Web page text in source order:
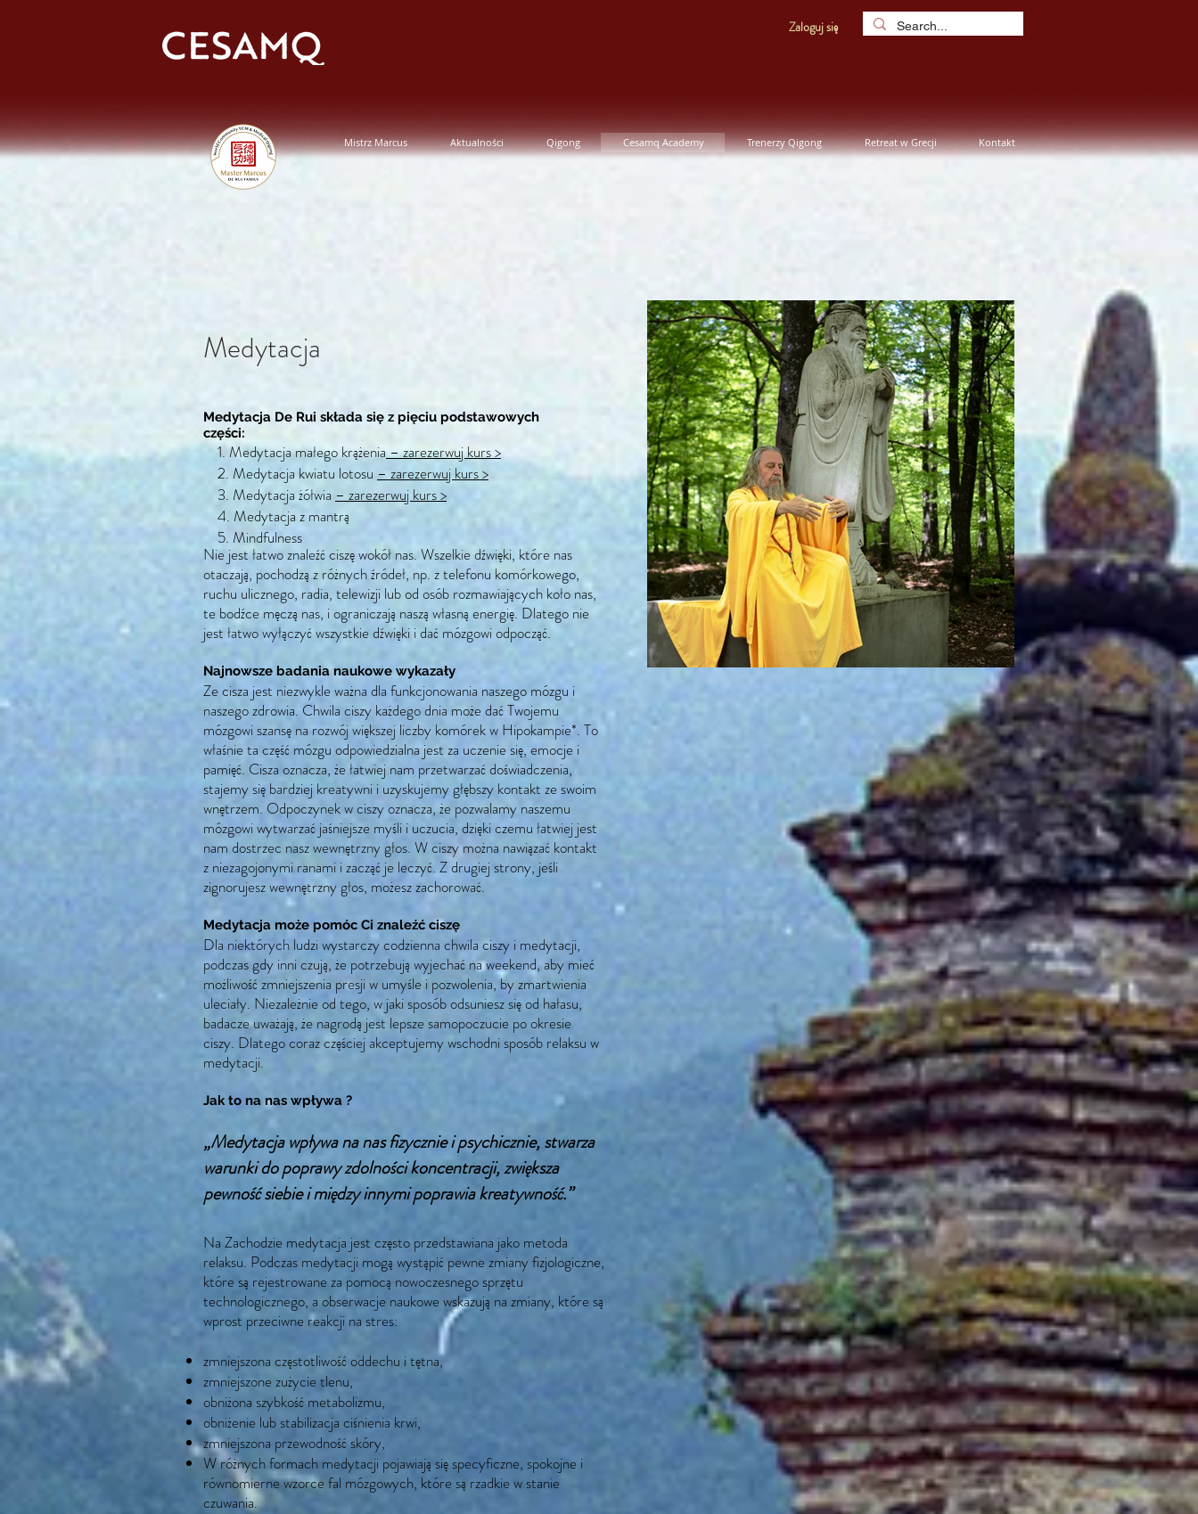
Zaloguj się
Mistrz Marcus Aktualności Qigong Cesamq Academy Trenerzy Qigong Retreat w Grecji Kontakt
Nie jest łatwo znaleźć ciszę wokół nas. Wszelkie dźwięki, które nas
otaczają, pochodzą z różnych źródeł, np. z telefonu komórkowego,
ruchu ulicznego, radia, telewizji lub od osób rozmawiających koło nas,
te bodźce męczą nas, i ograniczają naszą własną energię. Dlatego nie
jest łatwo wyłączyć wszystkie dźwięki i dać mózgowi odpocząć.
Najnowsze badania naukowe wykazały
Ze cisza jest niezwykle ważna dla funkcjonowania naszego mózgu i
naszego zdrowia. Chwila ciszy każdego dnia może dać Twojemu
mózgowi szansę na rozwój większej liczby komórek w Hipokampie*. To
właśnie ta część mózgu odpowiedzialna jest za uczenie się, emocje i
pamięć. Cisza oznacza, że łatwiej nam przetwarzać doświadczenia,
stajemy się bardziej kreatywni i uzyskujemy głębszy kontakt ze swoim
wnętrzem. Odpoczynek w ciszy oznacza, że pozwalamy naszemu
mózgowi wytwarzać jaśniejsze myśli i uczucia, dzięki czemu łatwiej jest
nam dostrzec nasz wewnętrzny głos. W ciszy można nawiązać kontakt
z niezagojonymi ranami i zacząć je leczyć. Z drugiej strony, jeśli
zignorujesz wewnętrzny głos, możesz zachorować.
Medytacja może pomóc Ci znaleźć ciszę
Dla niektórych ludzi wystarczy codzienna chwila ciszy i medytacji,
podczas gdy inni czują, że potrzebują wyjechać na weekend, aby mieć
możliwość zmniejszenia presji w umyśle i pozwolenia, by zmartwienia
uleciały. Niezależnie od tego, w jaki sposób odsuniesz się od hałasu,
badacze uważają, że nagrodą jest lepsze samopoczucie po okresie
ciszy. Dlatego coraz częściej akceptujemy wschodni sposób relaksu w
medytacji.
Jak to na nas wpływa ?
„Medytacja wpływa na nas fizycznie i psychicznie, stwarza
warunki do poprawy zdolności koncentracji, zwiększa
pewność siebie i między innymi poprawia kreatywność.”
Na Zachodzie medytacja jest często przedstawiana jako metoda
relaksu. Podczas medytacji mogą wystąpić pewne zmiany fizjologiczne,
które są rejestrowane za pomocą nowoczesnego sprzętu
technologicznego, a obserwacje naukowe wskazują na zmiany, które są
wprost przeciwne reakcji na stres:
zmniejszona częstotliwość oddechu i tętna,
zmniejszone zużycie tlenu,
obniżona szybkość metabolizmu,
obniżenie lub stabilizacja ciśnienia krwi,
zmniejszona przewodność skóry,
W różnych formach medytacji pojawiają się specyficzne, spokojne i
równomierne wzorce fal mózgowych, które są rzadkie w stanie
czuwania.
Medytacja
Medytacja De Rui składa się z pięciu podstawowych
części:
1. Medytacja małego krążenia– zarezerwuj kurs >
2. Medytacja kwiatu lotosu – zarezerwuj kurs >
3. Medytacja żółwia – zarezerwuj kurs >
4. Medytacja z mantrą
5. Mindfulness